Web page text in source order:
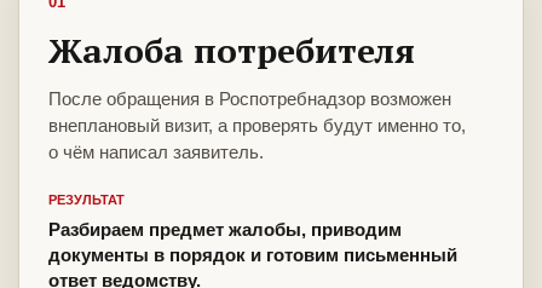
Жалоба потребителя
После обращения в Роспотребнадзор возможен
внеплановый визит, а проверять будут именно то,
о чём написал заявитель.
РЕЗУЛЬТАТ
Разбираем предмет жалобы, приводим
документы в порядок и готовим письменный
ответ ведомству.